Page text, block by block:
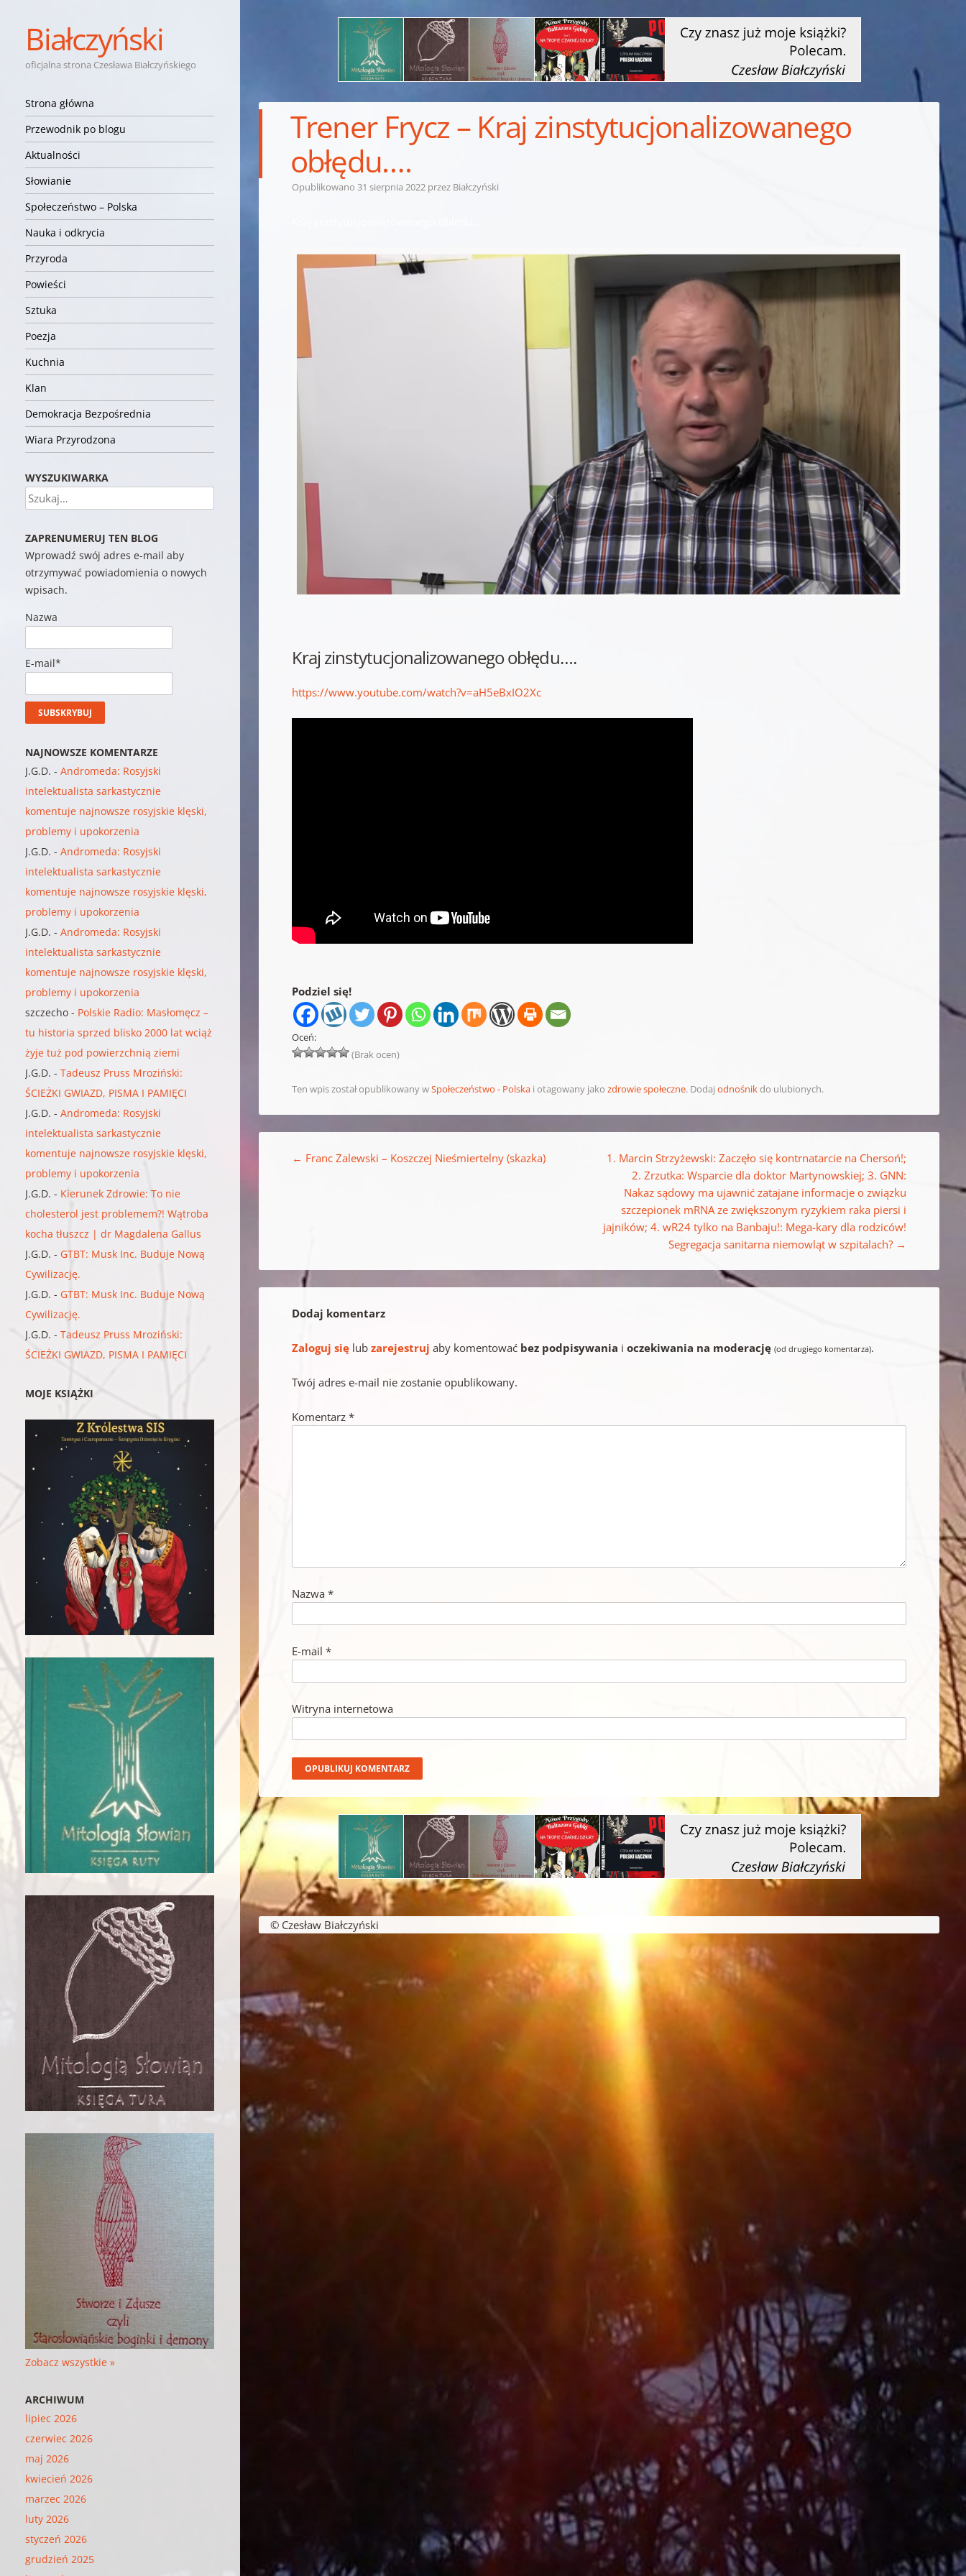
Białczyński
oficjalna strona Czesława Białczyńskiego
Nawigacja
Przejdź do treści
Strona główna
Przewodnik po blogu
Aktualności
Słowianie
Społeczeństwo – Polska
Nauka i odkrycia
Przyroda
Powieści
Sztuka
Poezja
Kuchnia
Klan
Demokracja Bezpośrednia
Wiara Przyrodzona
Trener Frycz – Kraj zinstytucjonalizowanego
obłędu….
Opublikowano31 sierpnia 2022 przez Białczyński
Kraj zinstytucjonalizowanego obłędu….
https://www.youtube.com/watch?v=aH5eBxIO2Xc
Podziel się!
Oceń:
(Brak ocen)
Ten wpis został opublikowany wSpołeczeństwo - Polska i otagowany jakozdrowie społeczne. Dodajodnośnikdo ulubionych.
← Franc Zalewski – Koszczej Nieśmiertelny (skazka)
1. Marcin Strzyżewski: Zaczęło się kontrnatarcie na Chersoń!;
2. Zrzutka: Wsparcie dla doktor Martynowskiej; 3. GNN:
Nakaz sądowy ma ujawnić zatajane informacje o związku
szczepionek mRNA ze zwiększonym ryzykiem raka piersi i
jajników; 4. wR24 tylko na Banbaju!: Mega-kary dla rodziców!
Segregacja sanitarna niemowląt w szpitalach? →
Dodaj komentarz
Zaloguj się lubzarejestruj aby komentować bez podpisywania ioczekiwania na moderację (od drugiego komentarza).
Twój adres e-mail nie zostanie opublikowany.
Komentarz*
Nazwa*
E-mail*
Witryna internetowa
WYSZUKIWARKA
Szukaj
ZAPRENUMERUJ TEN BLOG
Wprowadź swój adres e-mail aby
otrzymywać powiadomienia o nowych
wpisach.
Nazwa
E-mail*
NAJNOWSZE KOMENTARZE
J.G.D. -Andromeda: Rosyjski
intelektualista sarkastycznie
komentuje najnowsze rosyjskie klęski,
problemy i upokorzenia
J.G.D. -Andromeda: Rosyjski
intelektualista sarkastycznie
komentuje najnowsze rosyjskie klęski,
problemy i upokorzenia
J.G.D. -Andromeda: Rosyjski
intelektualista sarkastycznie
komentuje najnowsze rosyjskie klęski,
problemy i upokorzenia
szczecho - Polskie Radio: Masłomęcz –
tu historia sprzed blisko 2000 lat wciąż
żyje tuż pod powierzchnią ziemi
J.G.D. -Tadeusz Pruss Mroziński:
ŚCIEŻKI GWIAZD, PISMA I PAMIĘCI
J.G.D. -Andromeda: Rosyjski
intelektualista sarkastycznie
komentuje najnowsze rosyjskie klęski,
problemy i upokorzenia
J.G.D. - Kierunek Zdrowie: To nie
cholesterol jest problemem?! Wątroba
kocha tłuszcz | dr Magdalena Gallus
J.G.D. - GTBT: Musk Inc. Buduje Nową
Cywilizację.
J.G.D. - GTBT: Musk Inc. Buduje Nową
Cywilizację.
J.G.D. -Tadeusz Pruss Mroziński:
ŚCIEŻKI GWIAZD, PISMA I PAMIĘCI
MOJE KSIĄŻKI
Zobacz wszystkie »
ARCHIWUM
lipiec 2026
czerwiec 2026
maj 2026
kwiecień 2026
marzec 2026
luty 2026
styczeń 2026
grudzień 2025
© Czesław Białczyński